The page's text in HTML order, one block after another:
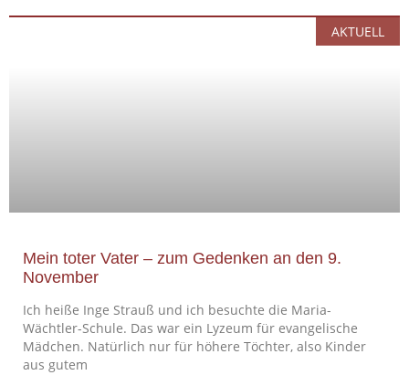
AKTUELL
Mein toter Vater – zum Gedenken an den 9.
November
Ich heiße Inge Strauß und ich besuchte die Maria-
Wächtler-Schule. Das war ein Lyzeum für evangelische
Mädchen. Natürlich nur für höhere Töchter, also Kinder
aus gutem